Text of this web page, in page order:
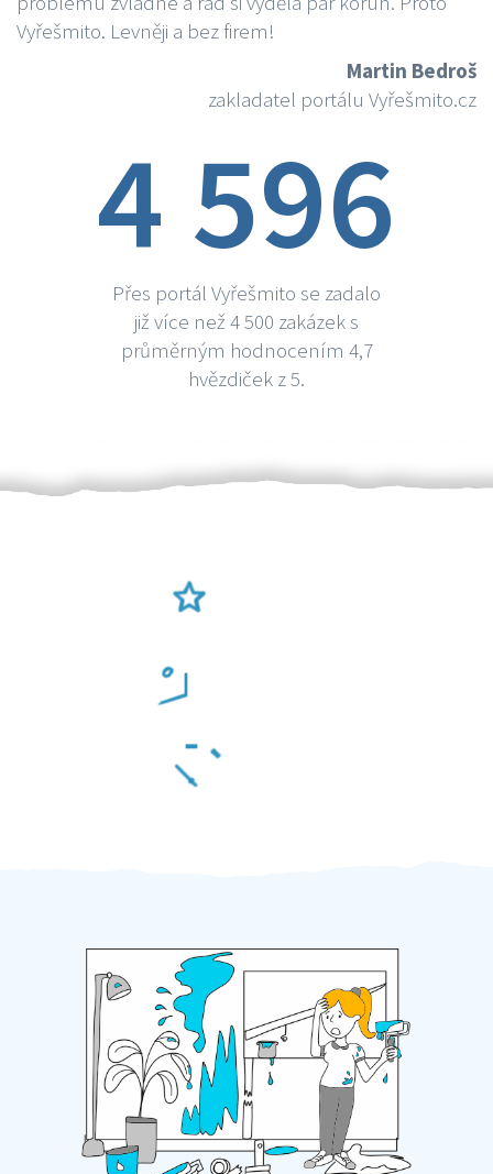
Vyřešmito. Levněji a bez firem!
Martin Bedroš
zakladatel portálu Vyřešmito.cz
4 596
Přes portál Vyřešmito se zadalo
již více než 4 500 zakázek s
průměrným hodnocením 4,7
hvězdiček z 5.